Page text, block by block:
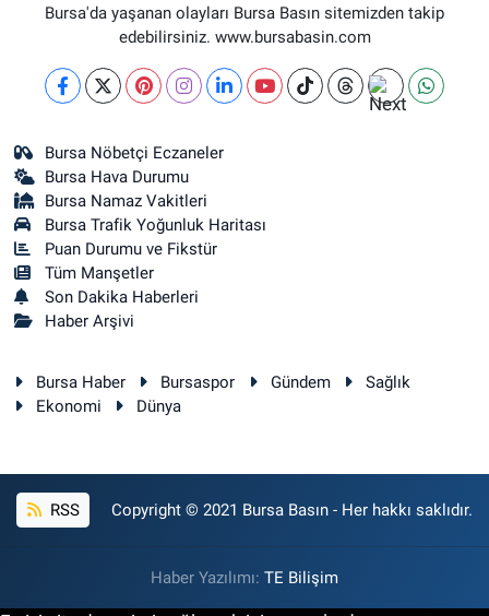
Bursa'da yaşanan olayları Bursa Basın sitemizden takip
edebilirsiniz. www.bursabasin.com
Bursa Nöbetçi Eczaneler
Bursa Hava Durumu
Bursa Namaz Vakitleri
Bursa Trafik Yoğunluk Haritası
Puan Durumu ve Fikstür
Tüm Manşetler
Son Dakika Haberleri
Haber Arşivi
Bursa Haber Bursaspor Gündem
Sağlık
Ekonomi
Dünya
RSS Copyright © 2021 Bursa Basın - Her hakkı saklıdır.
Haber Yazılımı: TE Bilişim